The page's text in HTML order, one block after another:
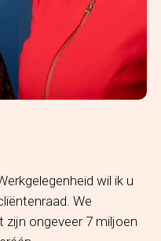
wil ik u
We
zijn ongeveer 7 miljoen